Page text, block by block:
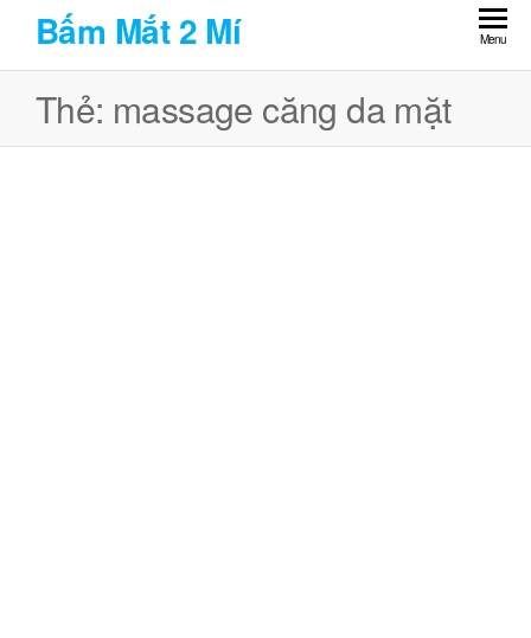
the
content
Bấm Mắt 2 Mí Menu
Thẻ: massage căng da mặt